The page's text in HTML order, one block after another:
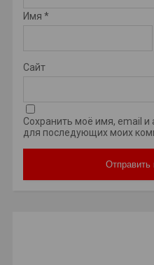
Имя *
Сайт
Сохранить моё имя, email и
для последующих моих